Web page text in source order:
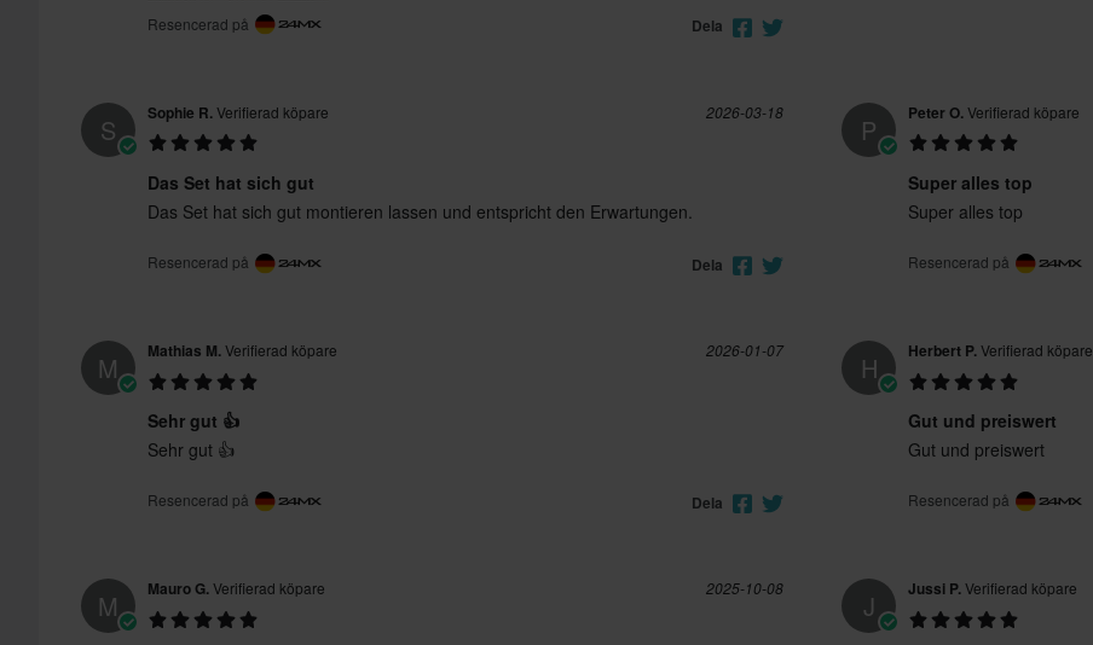
Resencerad på Dela
S Sophie R.Verifierad köpare 2026-03-18
Das Set hat sich gut
Das Set hat sich gut montieren lassen und entspricht den Erwartungen.
Resencerad på Dela
P Peter O.Verifierad köpare
Super alles top
Super alles top
Resencerad på
M Mathias M.Verifierad köpare 2026-01-07
Sehr gut 👍
Sehr gut 👍
Resencerad på Dela
H Herbert P.Verifierad köpare
Gut und preiswert
Gut und preiswert
Resencerad på
M Mauro G.Verifierad köpare 2025-10-08
J Jussi P.Verifierad köpare